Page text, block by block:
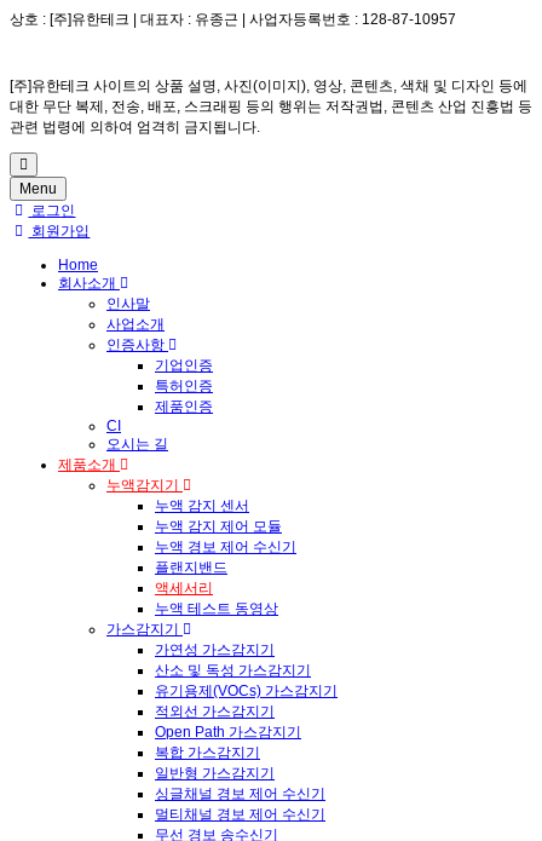
상호 : [주]유한테크 | 대표자 : 유종근 | 사업자등록번호 : 128-87-10957
[주]유한테크 사이트의 상품 설명, 사진(이미지), 영상, 콘텐츠, 색채 및 디자인 등에
대한 무단 복제, 전송, 배포, 스크래핑 등의 행위는 저작권법, 콘텐츠 산업 진흥법 등
관련 법령에 의하여 엄격히 금지됩니다.
Menu
로그인
회원가입
Home
회사소개
인사말
사업소개
인증사항
기업인증
특허인증
제품인증
CI
오시는 길
제품소개
누액감지기
누액 감지 센서
누액 감지 제어 모듈
누액 경보 제어 수신기
플랜지밴드
액세서리
누액 테스트 동영상
가스감지기
가연성 가스감지기
산소 및 독성 가스감지기
유기용제(VOCs) 가스감지기
적외선 가스감지기
Open Path 가스감지기
복합 가스감지기
일반형 가스감지기
싱글채널 경보 제어 수신기
멀티채널 경보 제어 수신기
무선 경보 송수신기